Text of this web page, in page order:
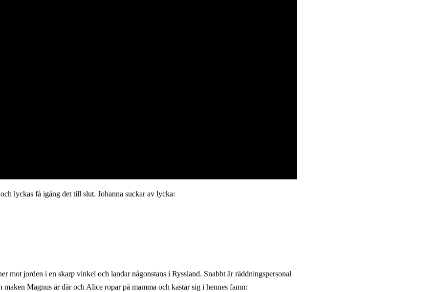
lyckas få igång det till slut. Johanna suckar av lycka:
mot jorden i en skarp vinkel och landar någonstans i Ryssland. Snabbt är räddningspersonal
Magnus är där och Alice ropar på mamma och kastar sig i hennes famn: